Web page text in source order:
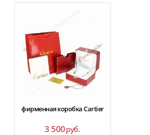
фирменная коробка Cartier
3 500руб.